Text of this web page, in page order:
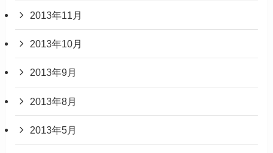
2013年11月
2013年10月
2013年9月
2013年8月
2013年5月